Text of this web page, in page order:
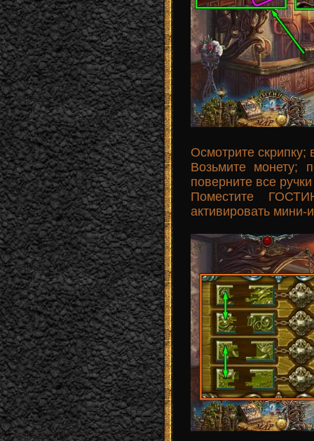
Осмотрите
Возьмите монету;
поверните все
Поместите
активировать мини-